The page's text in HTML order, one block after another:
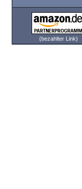
(bezahlter Link)